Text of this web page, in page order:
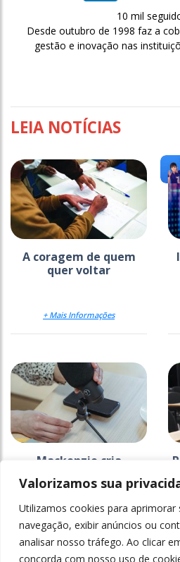
Valorizamos sua
Utilizamos cookies para aprimorar
navegação, exibir anúncios ou
analisar nosso tráfego. Ao clicar
concorda com nosso uso de
10 mil
Desde outubro de 1998 faz a
gestão e inovação nas
LEIA NOTÍCIAS
A coragem de quem
quer voltar
+ Mais Informações
Mackenzie cria
comunicar a ciência
+ Mais Informações